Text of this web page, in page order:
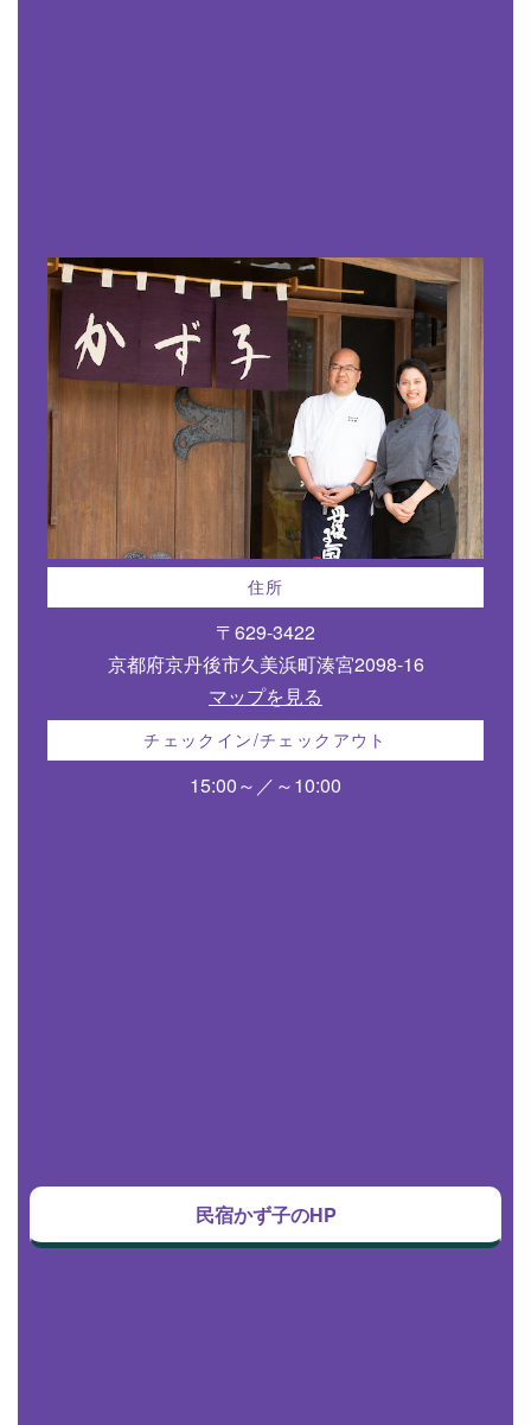
住所
〒629-3422
京都府京丹後市久美浜町湊宮2098-16
マップを見る
チェックイン/チェックアウト
15:00～／～10:00
民宿かず子のHP